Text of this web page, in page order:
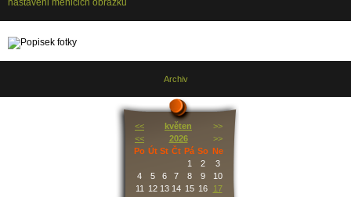
nastaveni menicich obrazku
Archiv
<< květen
>>
<<
2026
>>
Po Út St Čt Pá So Ne
1
2
3
4
5 6 7 8 9
10
11
12 13 14 15 16
17